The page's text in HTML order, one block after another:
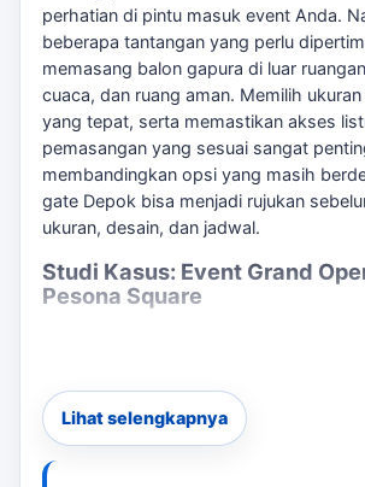
perhatian di pintu masuk event Anda.
beberapa tantangan yang perlu
memasang balon gapura di luar
cuaca, dan ruang aman. Memilih
yang tepat, serta memastikan akses
pemasangan yang sesuai sangat
membandingkan opsi yang masih
gate Depok bisa menjadi rujukan
ukuran, desain, dan jadwal.
Studi Kasus: Event Grand
Pesona Square
ukuran dan desain balon yang sesuai.
berkonsultasi, kami merekomendasikan
dengan desain full branding untuk
pengunjung. Dengan estimasi waktu
Lihat selengkapnya